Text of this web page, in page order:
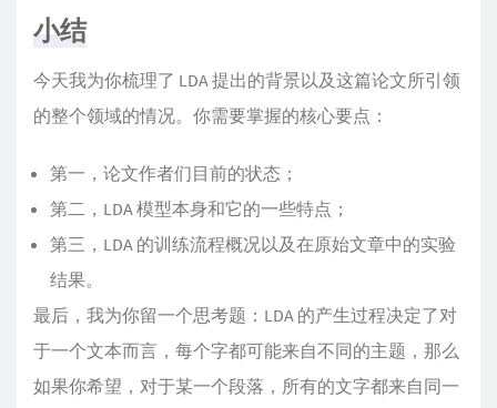
小结
今天我为你梳理了 LDA 提出的背景以及这篇论文所引领
的整个领域的情况。你需要掌握的核心要点：
第一，论文作者们目前的状态；
第二，LDA 模型本身和它的一些特点；
第三，LDA 的训练流程概况以及在原始文章中的实验
结果。
最后，我为你留一个思考题：LDA 的产生过程决定了对
于一个文本而言，每个字都可能来自不同的主题，那么
如果你希望，对于某一个段落，所有的文字都来自同一